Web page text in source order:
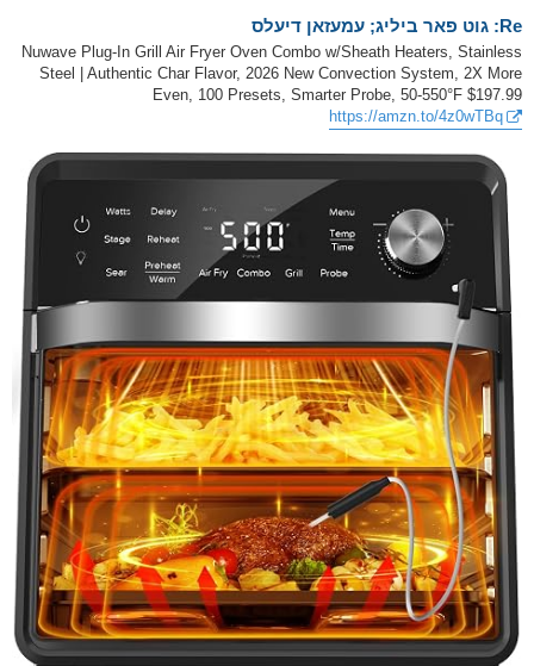
Re: גוט פאר ביליג; עמעזאן דיעלס
Nuwave Plug-In Grill Air Fryer Oven Combo w/Sheath Heaters, Stainless
Steel | Authentic Char Flavor, 2026 New Convection System, 2X More
Even, 100 Presets, Smarter Probe, 50-550°F $197.99
https://amzn.to/4z0wTBq